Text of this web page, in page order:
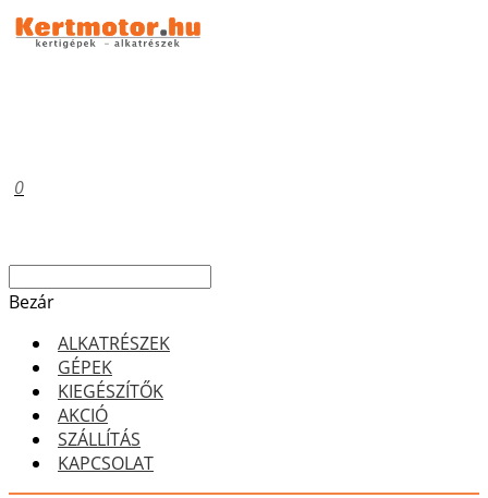
0
Bezár
ALKATRÉSZEK
GÉPEK
KIEGÉSZÍTŐK
AKCIÓ
SZÁLLÍTÁS
KAPCSOLAT